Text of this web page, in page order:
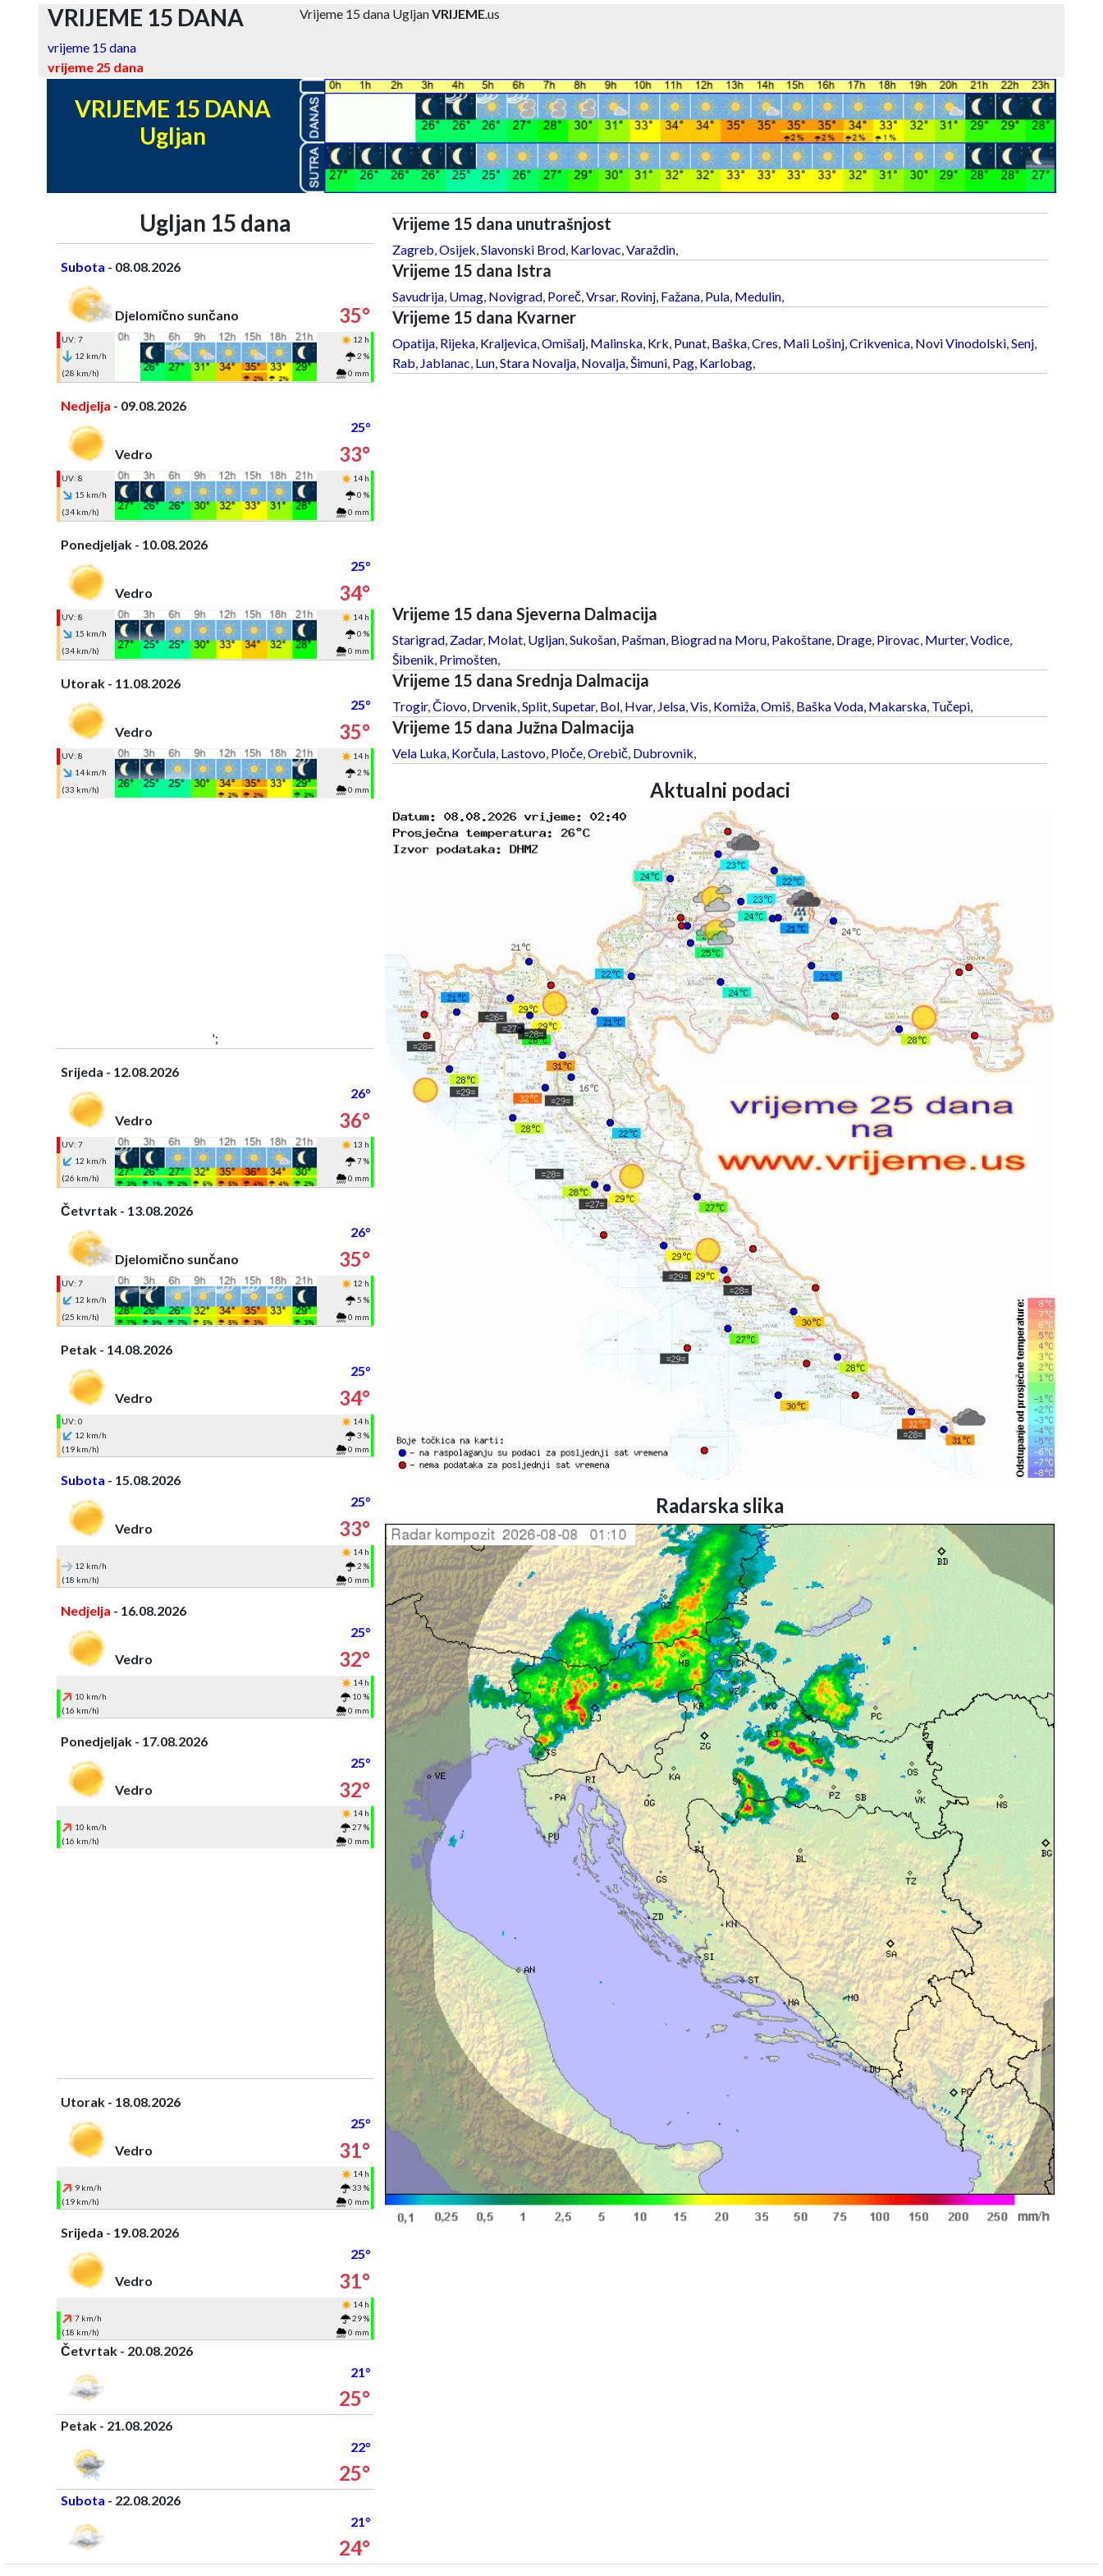
VRIJEME 15 DANA Vrijeme 15 dana UgljanVRIJEME.us
vrijeme 15 dana
vrijeme 25 dana
VRIJEME 15 DANA
Ugljan
Ugljan 15 dana
Subota - 08.08.2026
Djelomično sunčano 35°
UV: 7
12 h
12 km/h
2 %
(28 km/h)
0 mm
Nedjelja - 09.08.2026
25°
Vedro
33°
UV: 8
14 h
15 km/h
0 %
(34 km/h)
0 mm
Ponedjeljak - 10.08.2026
25°
Vedro
34°
UV: 8
14 h
15 km/h
0 %
(34 km/h)
0 mm
Utorak - 11.08.2026
25°
Vedro
35°
UV: 8
14 h
14 km/h
2 %
(33 km/h)
0 mm
';
Srijeda - 12.08.2026
26°
Vedro
36°
UV: 7
13 h
12 km/h
7 %
(26 km/h)
0 mm
Četvrtak - 13.08.2026
26°
Djelomično sunčano
35°
UV: 7
12 h
12 km/h
5 %
(25 km/h)
0 mm
Petak - 14.08.2026
25°
Vedro
34°
UV: 0
14 h
12 km/h
3 %
(19 km/h)
0 mm
Subota - 15.08.2026
25°
Vedro
33°
14 h
12 km/h
2 %
(18 km/h)
0 mm
Nedjelja - 16.08.2026
25°
Vedro
32°
14 h
10 km/h
10 %
(16 km/h)
0 mm
Ponedjeljak - 17.08.2026
25°
Vedro
32°
14 h
10 km/h
27 %
(16 km/h)
0 mm
Utorak - 18.08.2026
25°
Vedro
31°
14 h
9 km/h
33 %
(19 km/h)
0 mm
Srijeda - 19.08.2026
25°
Vedro
31°
14 h
7 km/h
29 %
(18 km/h)
0 mm
Četvrtak - 20.08.2026
21°
25°
Petak - 21.08.2026
22°
25°
Subota - 22.08.2026
21°
24°
Vrijeme 15 dana unutrašnjost
Zagreb Osijek Slavonski Brod, Karlovac Varaždin,
Vrijeme 15 dana Istra
Savudrija, Umag, Novigrad, Poreč, Vrsar, Rovinj, Fažana, Pula, Medulin,
Vrijeme 15 dana Kvarner
Opatija, Rijeka, Kraljevica, Omišalj, Malinska, Krk Punat, Baška, Cres Mali Lošinj, Crikvenica, Novi Vinodolski, Senj,
Rab Jablanac Lun, Stara Novalja, Novalja, Šimuni, Pag, Karlobag,
Vrijeme 15 dana Sjeverna Dalmacija
Starigrad, Zadar, Molat, Ugljan, Sukošan, Pašman, Biograd na Moru, Pakoštane, Drage, Pirovac Murter, Vodice,
Šibenik Primošten,
Vrijeme 15 dana Srednja Dalmacija
Trogir, Čiovo, Drvenik Split, Supetar, Bol, Hvar, Jelsa, Vis Komiža, Omiš, Baška Voda, Makarska, Tučepi,
Vrijeme 15 dana Južna Dalmacija
Vela Luka, Korčula, Lastovo, Ploče, Orebič, Dubrovnik
Aktualni podaci
Radarska slika